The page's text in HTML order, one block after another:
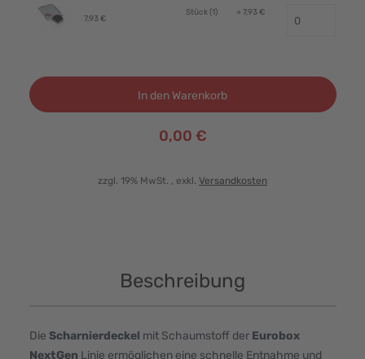
7,93 €
Stück (1) + 7,93 €
In den Warenkorb
0,00 €
zzgl. 19% MwSt. , exkl. Versandkosten
Beschreibung
Die Scharnierdeckel mit Schaumstoff der Eurobox
NextGen Linie ermöglichen eine schnelle Entnahme und